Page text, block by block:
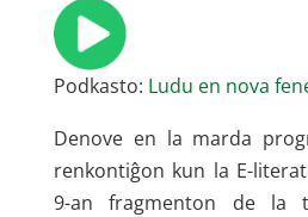
Podkasto: Ludu en nova
Denove en la marda
renkontiĝon kun la E-
9-an fragmenton de la